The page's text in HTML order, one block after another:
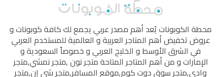
محطة الكوبوناتيُعد أهم مصدر عربي يجمع لك كافة كوبونات و
عروض تخفيض أهم المتاجر العربية و العالمية للمستخدم العربي
في الشرق الأوسط و الخليج العربي و خصوصاً السعودية و
الإمارات و من أهم المتاجر المتاحةمتجر نون,متجر نمشي,متجر
وادي,متجر سوق دوت كوم,موقع المسافر,متجر شي إن,متجر